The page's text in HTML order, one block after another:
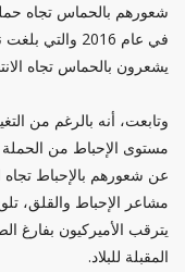
في عام 2016
يشعرون بالحماس تجاه
وتابعت، أنه بالرغم من
مشاعر الإحباط والقلق،
يترقب الأميركيون بفارغ
المقبلة للبلاد.